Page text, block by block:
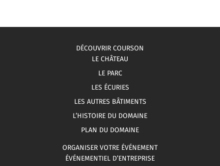
DÉCOUVRIR COURSON
LE CHÂTEAU
LE PARC
LES ÉCURIES
LES AUTRES BÂTIMENTS
L’HISTOIRE DU DOMAINE
PLAN DU DOMAINE
ORGANISER VOTRE ÉVÉNEMENT
ÉVÉNEMENTIEL D’ENTREPRISE